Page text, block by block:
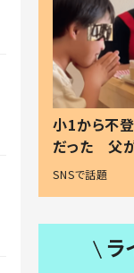
小1から不登
だった 父
る理由とは
SNSで話題
ラ